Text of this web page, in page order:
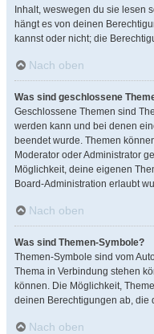
Inhalt, weswegen du sie lesen
hängt es von deinen
kannst oder nicht; die
Nach oben
Was sind geschlossene
Geschlossene Themen sind
werden kann und bei denen
beendet wurde. Themen
Moderator oder Administrator
Möglichkeit, deine eigenen
Board-Administration erlaubt
Nach oben
Was sind Themen-Symbole?
Themen-Symbole sind vom
Thema in Verbindung stehen
können. Die Möglichkeit,
deinen Berechtigungen ab, die
Nach oben